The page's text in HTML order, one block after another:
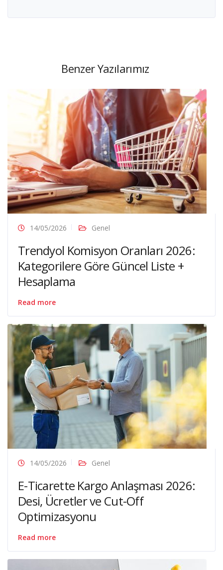
Benzer Yazılarımız
14/05/2026 Genel
Trendyol Komisyon Oranları 2026:
Kategorilere Göre Güncel Liste +
Hesaplama
Read more
14/05/2026 Genel
E-Ticarette Kargo Anlaşması 2026:
Desi, Ücretler ve Cut-Off
Optimizasyonu
Read more